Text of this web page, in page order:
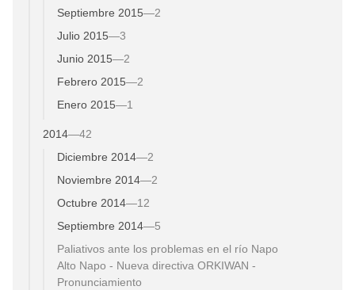
Septiembre 2015—2
Julio 2015—3
Junio 2015—2
Febrero 2015—2
Enero 2015—1
2014—42
Diciembre 2014—2
Noviembre 2014—2
Octubre 2014—12
Septiembre 2014—5
Paliativos ante los problemas en el río Napo
Alto Napo - Nueva directiva ORKIWAN -
Pronunciamiento